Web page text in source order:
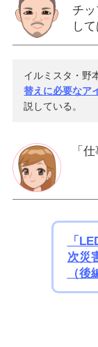
チ
し
イルミスタ・野
替えに必要なア
説している。
「
「
次災
（後